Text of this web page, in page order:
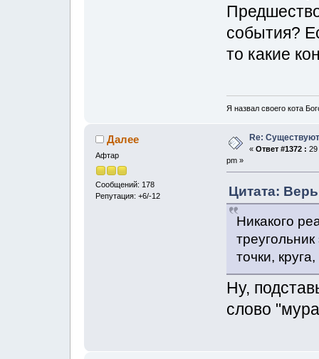
события?
то какие
Я назвал своего кота
Далее
Афтар
Сообщений: 178
Репутация: +6/-12
Re:
« Ответ #1372 : 29
pm »
Цитата:
Никакого
точки,
Ну,
слово